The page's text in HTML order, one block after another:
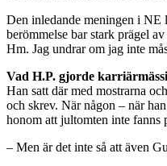
Den inledande meningen i
berömmelse bar stark prägel
Hm. Jag undrar om jag inte
Vad H.P. gjorde
Han satt där med mostrarna
och skrev. När någon – när
honom att jultomten inte fanns
– Men är det inte så att även